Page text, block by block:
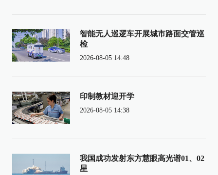
智能无人巡逻车开展城市路面交管巡
检
2026-08-05 14:48
印制教材迎开学
2026-08-05 14:38
我国成功发射东方慧眼高光谱01、02
星